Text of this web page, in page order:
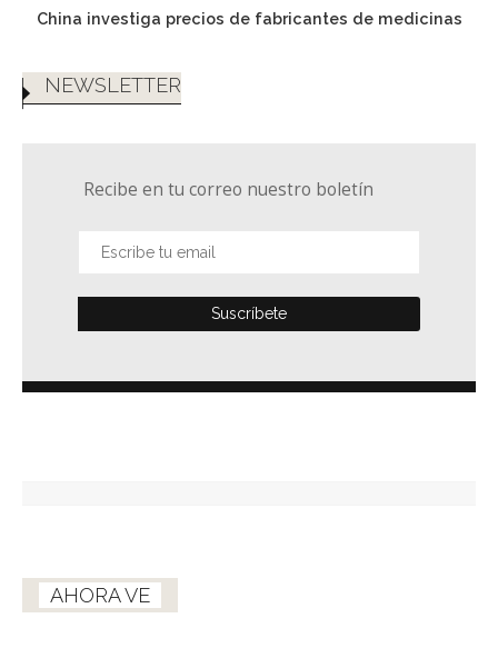
China investiga precios de fabricantes de medicinas
NEWSLETTER
Recibe en tu correo nuestro boletín
AHORA VE